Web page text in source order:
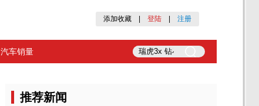
添加收藏 登陆 注册
汽车销量
推荐新闻